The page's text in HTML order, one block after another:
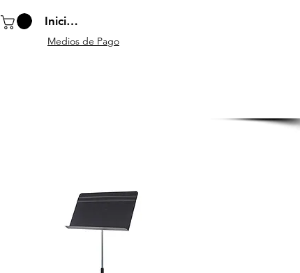
Iniciar sesión
Medios de Pago